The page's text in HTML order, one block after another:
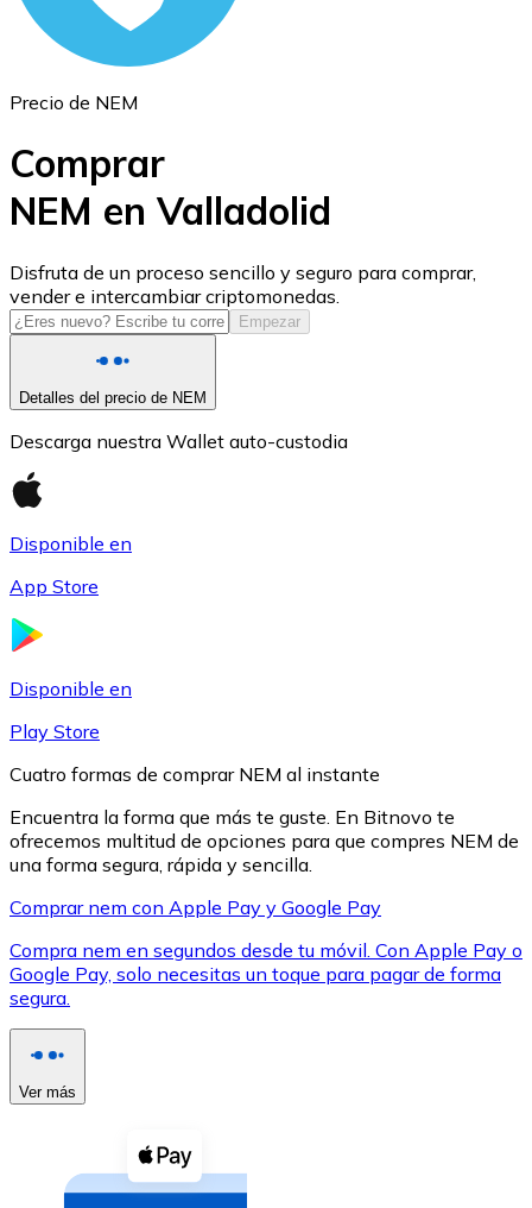
USD Coin
USDC
XRP
XRP
Ver todo
Compra criptomonedas con efectivo en tu tienda más
Precio de NEM
Comprar
NEM en Valladolid
Disfruta de un proceso sencillo y seguro para comprar,
vender e intercambiar criptomonedas.
Empezar
Detalles del precio de NEM
Descarga nuestra Wallet auto-custodia
Disponible en
App Store
Disponible en
Play Store
Cuatro formas de comprar NEM al instante
Encuentra la forma que más te guste. En Bitnovo te
ofrecemos multitud de opciones para que compres NEM de
una forma segura, rápida y sencilla.
Comprar nem con Apple Pay y Google Pay
Compra nem en segundos desde tu móvil. Con Apple Pay o
Google Pay, solo necesitas un toque para pagar de forma
segura.
Ver más